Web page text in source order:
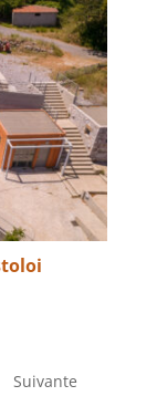
Suivante